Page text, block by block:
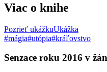
Viac o knihe
Pozrieť ukážkuUkážka
#mágia#utópia#kráľovstvo
Senzace roku 2016 v